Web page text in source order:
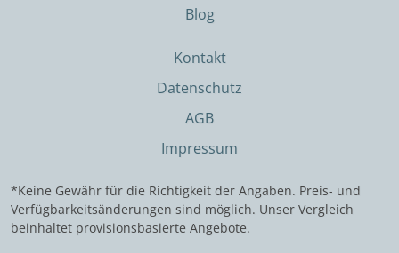
Blog
Kontakt
Datenschutz
AGB
Impressum
*Keine Gewähr für die Richtigkeit der Angaben. Preis- und
Verfügbarkeitsänderungen sind möglich. Unser Vergleich
beinhaltet provisionsbasierte Angebote.